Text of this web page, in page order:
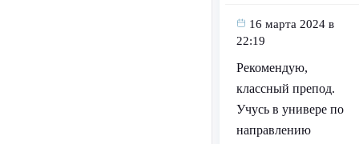
16 марта 2024 в
22:19
Рекомендую,
классный препод.
Учусь в универе по
направлению